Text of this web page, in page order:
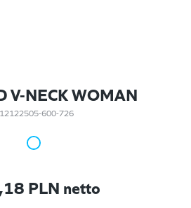
V-NECK WOMAN
600-726
PLN netto